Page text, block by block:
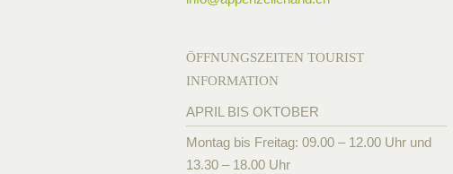
ÖFFNUNGSZEITEN TOURIST
INFORMATION
APRIL BIS OKTOBER
Montag bis Freitag: 09.00 – 12.00 Uhr und
13.30 – 18.00 Uhr